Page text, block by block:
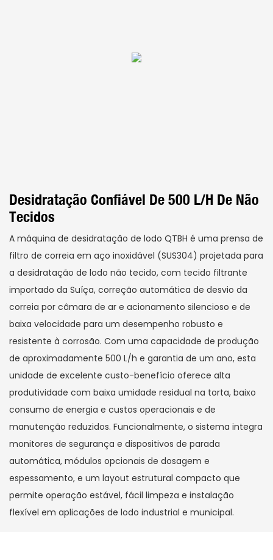
Desidratação Confiável De 500 L/h De Não
Tecidos
A máquina de desidratação de lodo QTBH é uma prensa de
filtro de correia em aço inoxidável (SUS304) projetada para
a desidratação de lodo não tecido, com tecido filtrante
importado da Suíça, correção automática de desvio da
correia por câmara de ar e acionamento silencioso e de
baixa velocidade para um desempenho robusto e
resistente à corrosão. Com uma capacidade de produção
de aproximadamente 500 L/h e garantia de um ano, esta
unidade de excelente custo-benefício oferece alta
produtividade com baixa umidade residual na torta, baixo
consumo de energia e custos operacionais e de
manutenção reduzidos. Funcionalmente, o sistema integra
monitores de segurança e dispositivos de parada
automática, módulos opcionais de dosagem e
espessamento, e um layout estrutural compacto que
permite operação estável, fácil limpeza e instalação
flexível em aplicações de lodo industrial e municipal.